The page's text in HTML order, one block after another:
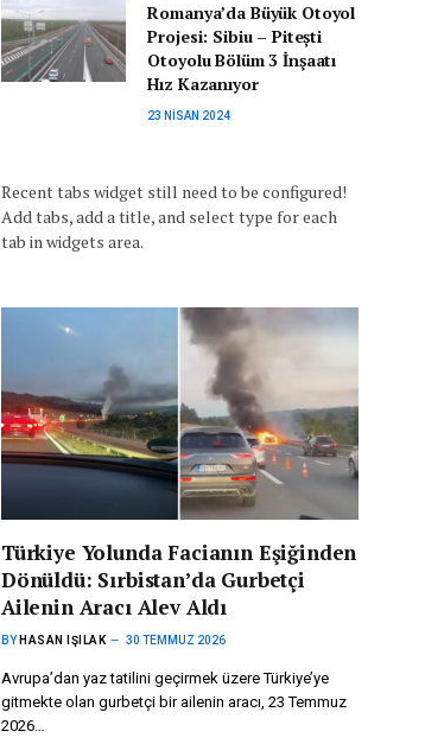
Romanya’da Büyük Otoyol
Projesi: Sibiu – Pitești
Otoyolu Bölüm 3 İnşaatı
Hız Kazanıyor
23 NISAN 2024
Recent tabs widget still need to be configured!
Add tabs, add a title, and select type for each
tab in widgets area.
Türkiye Yolunda Facianın Eşiğinden
Dönüldü: Sırbistan’da Gurbetçi
Ailenin Aracı Alev Aldı
BY HASAN IŞILAK 30 TEMMUZ 2026
Avrupa’dan yaz tatilini geçirmek üzere Türkiye’ye
gitmekte olan gurbetçi bir ailenin aracı, 23 Temmuz
2026…